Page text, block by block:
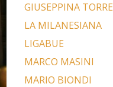
GIUSEPPINA TORRE
LA MILANESIANA
LIGABUE
MARCO MASINI
MARIO BIONDI